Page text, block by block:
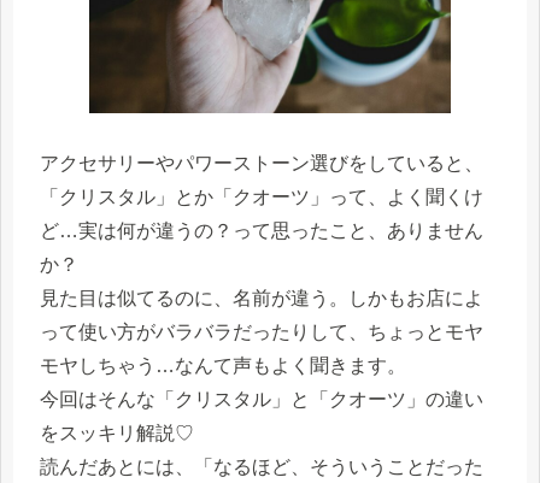
アクセサリーやパワーストーン選びをしていると、
「クリスタル」とか「クオーツ」って、よく聞くけ
ど…実は何が違うの？って思ったこと、ありません
か？
見た目は似てるのに、名前が違う。しかもお店によ
って使い方がバラバラだったりして、ちょっとモヤ
モヤしちゃう…なんて声もよく聞きます。
今回はそんな「クリスタル」と「クオーツ」の違い
をスッキリ解説♡
読んだあとには、「なるほど、そういうことだった